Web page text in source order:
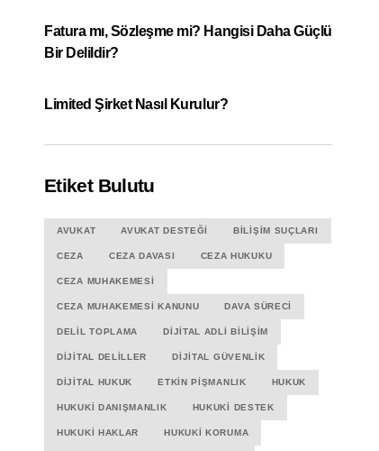
Fatura mı, Sözleşme mi? Hangisi Daha Güçlü
Bir Delildir?
Limited Şirket Nasıl Kurulur?
Etiket Bulutu
AVUKAT AVUKAT DESTEĞI BILIŞIM SUÇLARI
CEZA CEZA DAVASI CEZA HUKUKU
CEZA MUHAKEMESI
CEZA MUHAKEMESI KANUNU DAVA SÜRECI
DELIL TOPLAMA DIJITAL ADLI BILIŞIM
DIJITAL DELILLER DIJITAL GÜVENLIK
DIJITAL HUKUK ETKIN PIŞMANLIK HUKUK
HUKUKI DANIŞMANLIK HUKUKI DESTEK
HUKUKI HAKLAR HUKUKI KORUMA